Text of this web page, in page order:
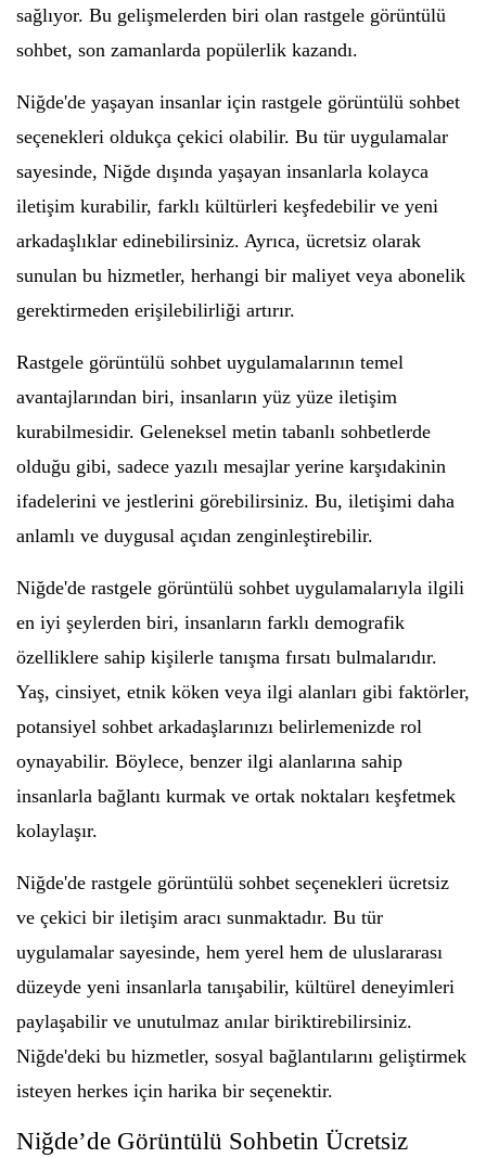
sağlıyor. Bu gelişmelerden biri olan rastgele görüntülü
sohbet, son zamanlarda popülerlik kazandı.
Niğde'de yaşayan insanlar için rastgele görüntülü sohbet
seçenekleri oldukça çekici olabilir. Bu tür uygulamalar
sayesinde, Niğde dışında yaşayan insanlarla kolayca
iletişim kurabilir, farklı kültürleri keşfedebilir ve yeni
arkadaşlıklar edinebilirsiniz. Ayrıca, ücretsiz olarak
sunulan bu hizmetler, herhangi bir maliyet veya abonelik
gerektirmeden erişilebilirliği artırır.
Rastgele görüntülü sohbet uygulamalarının temel
avantajlarından biri, insanların yüz yüze iletişim
kurabilmesidir. Geleneksel metin tabanlı sohbetlerde
olduğu gibi, sadece yazılı mesajlar yerine karşıdakinin
ifadelerini ve jestlerini görebilirsiniz. Bu, iletişimi daha
anlamlı ve duygusal açıdan zenginleştirebilir.
Niğde'de rastgele görüntülü sohbet uygulamalarıyla ilgili
en iyi şeylerden biri, insanların farklı demografik
özelliklere sahip kişilerle tanışma fırsatı bulmalarıdır.
Yaş, cinsiyet, etnik köken veya ilgi alanları gibi faktörler,
potansiyel sohbet arkadaşlarınızı belirlemenizde rol
oynayabilir. Böylece, benzer ilgi alanlarına sahip
insanlarla bağlantı kurmak ve ortak noktaları keşfetmek
kolaylaşır.
Niğde'de rastgele görüntülü sohbet seçenekleri ücretsiz
ve çekici bir iletişim aracı sunmaktadır. Bu tür
uygulamalar sayesinde, hem yerel hem de uluslararası
düzeyde yeni insanlarla tanışabilir, kültürel deneyimleri
paylaşabilir ve unutulmaz anılar biriktirebilirsiniz.
Niğde'deki bu hizmetler, sosyal bağlantılarını geliştirmek
isteyen herkes için harika bir seçenektir.
Niğde’de Görüntülü Sohbetin Ücretsiz